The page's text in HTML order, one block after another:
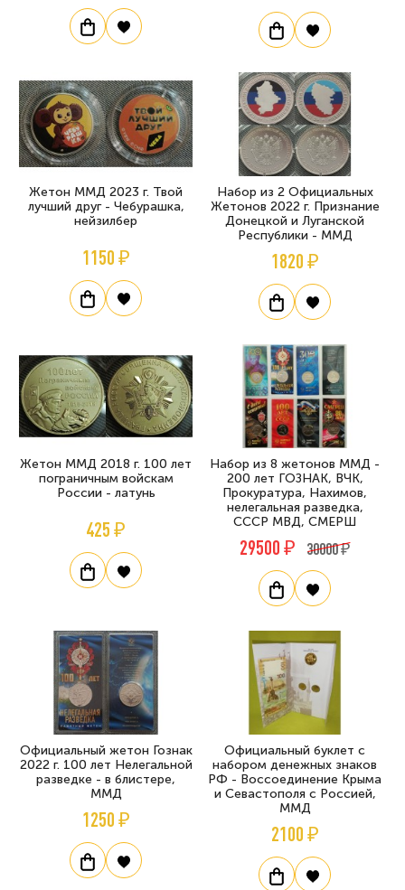
Жетон ММД 2023 г. Твой
лучший друг - Чебурашка,
нейзилбер
1150 ₽
Набор из 2 Официальных
Жетонов 2022 г. Признание
Донецкой и Луганской
Республики - ММД
1820 ₽
Жетон ММД 2018 г. 100 лет
пограничным войскам
России - латунь
425 ₽
Набор из 8 жетонов ММД -
200 лет ГОЗНАК, ВЧК,
Прокуратура, Нахимов,
нелегальная разведка,
СССР МВД, СМЕРШ
29500 ₽ 30000 ₽
Официальный жетон Гознак
2022 г. 100 лет Нелегальной
разведке - в блистере,
ММД
1250 ₽
Официальный буклет с
набором денежных знаков
РФ - Воссоединение Крыма
и Севастополя с Россией,
ММД
2100 ₽